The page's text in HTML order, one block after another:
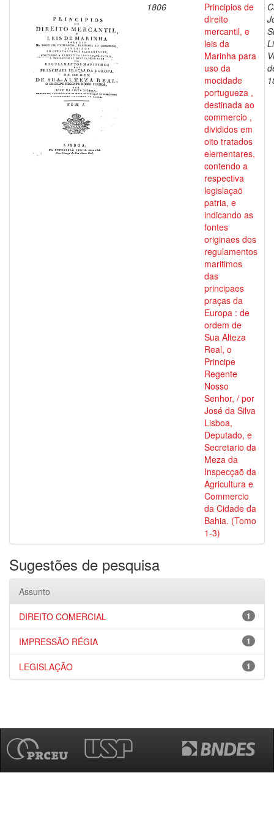
1806
Principios de
direito
mercantil, e
leis da
Marinha para
uso da
mocidade
portugueza ,
destinada ao
commercio ,
divididos em
oito tratados
elementares,
contendo a
respectiva
legislaçaõ
patria, e
indicando as
fontes
originaes dos
regulamentos
maritimos
das
principaes
praças da
Europa : de
ordem de
Sua Alteza
Real, o
Principe
Regente
Nosso
Senhor, / por
José da Silva
Lisboa,
Deputado, e
Secretario da
Meza da
Inspecçaõ da
Agricultura e
Commercio
da Cidade da
Bahia. (Tomo
1-3)
Sugestões de pesquisa
Assunto
1
DIREITO COMERCIAL
1
IMPRESSÃO RÉGIA
1
LEGISLAÇÃO